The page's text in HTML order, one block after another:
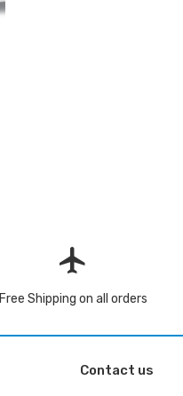
flight
Free Shipping on all orders
Contact us